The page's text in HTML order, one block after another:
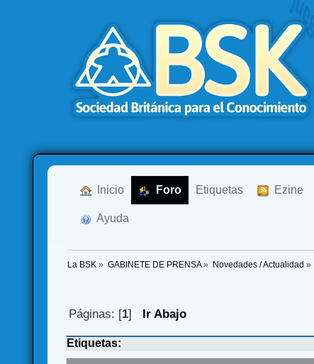
Inicio Foro Etiquetas Ezine
Ayuda
La BSK » GABINETE DE PRENSA» Novedades / Actualidad »
Páginas: [1] Ir Abajo
Etiquetas: